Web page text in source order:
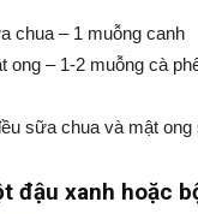
chua – 1 muỗng canh
ong – 1-2 muỗng cà
sữa chua và mật
đậu xanh hoặc